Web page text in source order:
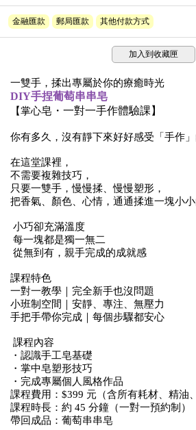
金融匯款 郵局匯款 其他付款方式
加入到收藏匣
一雙手，揉出專屬於你的療癒時光
DIY手捏葡萄串串皂
【掌心皂・一對一手作體驗課】
你有多久，沒有靜下來好好感受「手作」
在這堂課裡，
不需要複雜技巧，
只要一雙手，慢慢揉、慢慢塑形，
把香氣、顏色、心情，通通揉進一塊小小
小巧卻充滿溫度
每一塊都是獨一無二
從無到有，親手完成的成就感
課程特色
一對一教學｜完全新手也沒問題
小班制空間｜安靜、專注、無壓力
手把手帶你完成｜每個步驟都安心
課程內容
・認識手工皂基礎
・掌中皂塑形技巧
・完成專屬個人風格作品
課程費用：$399 元（含所有耗材、精油
課程時長：約 45 分鐘（一對一預約制）
帶回成品：葡萄串串皂